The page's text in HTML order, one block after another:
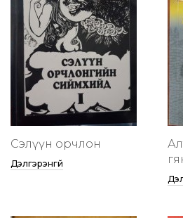
Сэлүүн орчлон
Дэлгэрэнгүй